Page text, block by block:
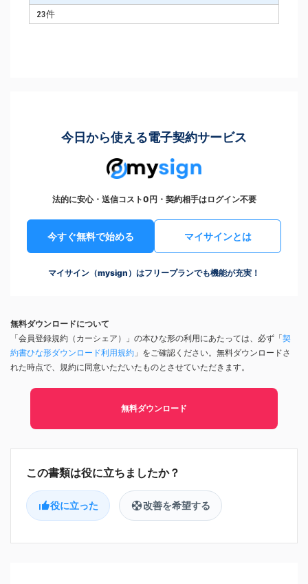
23件
今日から使える電子契約サービス
法的に安心・送信コスト0円・契約相手はログイン不要
今すぐ無料で始める マイサインとは
マイサイン（mysign）はフリープランでも機能が充実！
無料ダウンロードについて
「会員登録規約（カーシェア）」の本ひな形の利用にあたっては、必ず「契
約書ひな形ダウンロード利用規約 」をご確認ください。無料ダウンロードさ
れた時点で、規約に同意いただいたものとさせていただきます。
無料ダウンロード
役に立った 改善を希望する